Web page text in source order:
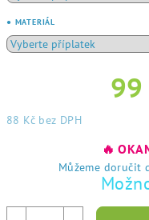
● MATERIÁL
99
88 Kč bez DPH
🔥
Můžeme doručit